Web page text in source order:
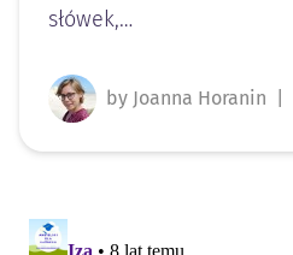
słówek,…
by Joanna Horanin